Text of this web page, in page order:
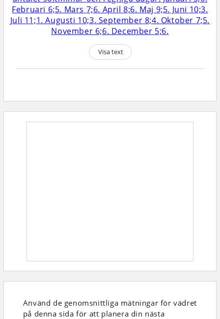
Visa text
Använd de genomsnittliga mätningar för vädret
på denna sida för att planera din nästa